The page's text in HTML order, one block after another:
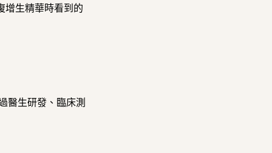
增生精華時看到的
醫生研發、臨床測